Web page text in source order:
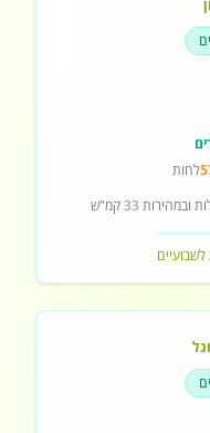
לחות
ובמהירות 33קמ"ש